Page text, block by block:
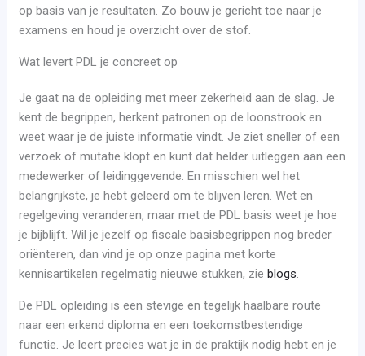
op basis van je resultaten. Zo bouw je gericht toe naar je
examens en houd je overzicht over de stof.
Wat levert PDL je concreet op
Je gaat na de opleiding met meer zekerheid aan de slag. Je
kent de begrippen, herkent patronen op de loonstrook en
weet waar je de juiste informatie vindt. Je ziet sneller of een
verzoek of mutatie klopt en kunt dat helder uitleggen aan een
medewerker of leidinggevende. En misschien wel het
belangrijkste, je hebt geleerd om te blijven leren. Wet en
regelgeving veranderen, maar met de PDL basis weet je hoe
je bijblijft. Wil je jezelf op fiscale basisbegrippen nog breder
oriënteren, dan vind je op onze pagina met korte
kennisartikelen regelmatig nieuwe stukken, zie blogs.
De PDL opleiding is een stevige en tegelijk haalbare route
naar een erkend diploma en een toekomstbestendige
functie. Je leert precies wat je in de praktijk nodig hebt en je